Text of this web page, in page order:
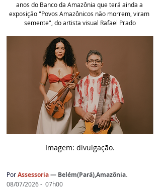
anos do Banco da Amazônia que terá ainda a
exposição "Povos Amazônicos não morrem, viram
semente", do artista visual Rafael Prado
Imagem: divulgação.
Por Assessoria — Belém(Pará),Amazônia.
08/07/2026 -  07h00